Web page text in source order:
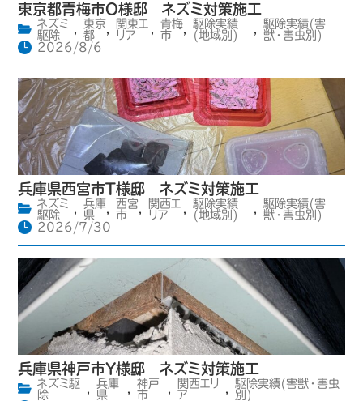
東京都青梅市O様邸 ネズミ対策施工
ネズミ
駆除
,
東京
都
,
関東エ
リア
,
青梅
市
,
駆除実績
(地域別)
,
駆除実績(害
獣・害虫別)
2026/8/6
兵庫県西宮市T様邸 ネズミ対策施工
ネズミ
駆除
兵庫
県
,
西宮
市
関西エ
リア
駆除実績
(地域別)
駆除実績(害
獣・害虫別)
2026/7/30
兵庫県神戸市Y様邸 ネズミ対策施工
ネズミ駆
除
兵庫
県
神戸
市
関西エリ
ア
駆除実績(害獣・害虫
別)